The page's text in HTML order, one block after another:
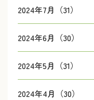
2024年7月（31）
2024年6月（30）
2024年5月（31）
2024年4月（30）